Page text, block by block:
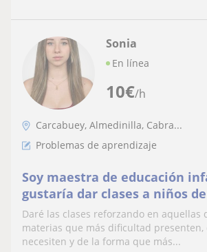
10€/h
Sonia
En línea
Carcabuey, Almedinilla, Cabra...
Problemas de aprendizaje
Soy maestra de educación
gustaría dar clases a niños
pero también podría dar en
cursos de primaria. Tengo
adapto a sus necesidades y
Daré las clases reforzando en aquellas
materias que más dificultad
necesiten y de la forma que más...